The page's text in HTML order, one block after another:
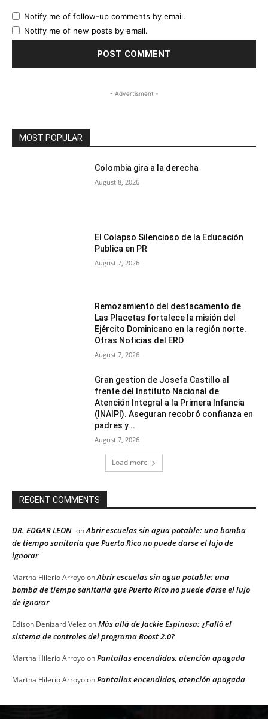
Notify me of follow-up comments by email.
Notify me of new posts by email.
- Advertisment -
MOST POPULAR
Colombia gira a la derecha
August 8, 2026
El Colapso Silencioso de la Educación
Publica en PR
August 7, 2026
Remozamiento del destacamento de
Las Placetas fortalece la misión del
Ejército Dominicano en la región norte.
Otras Noticias del ERD
August 7, 2026
Gran gestion de Josefa Castillo al
frente del Instituto Nacional de
Atención Integral a la Primera Infancia
(INAIPI). Aseguran recobró confianza en
padres y...
August 7, 2026
Load more
RECENT COMMENTS
DR. EDGAR LEON onAbrir escuelas sin agua potable: una bomba
de tiempo sanitaria que Puerto Rico no puede darse el lujo de
ignorar
Martha Hilerio ArroyoonAbrir escuelas sin agua potable: una
bomba de tiempo sanitaria que Puerto Rico no puede darse el lujo
de ignorar
Edison Denizard Velez onMás allá de Jackie Espinosa: ¿Falló el
sistema de controles del programa Boost 2.0?
Martha Hilerio ArroyoonPantallas encendidas, atención apagada
Martha Hilerio ArroyoonPantallas encendidas, atención apagada